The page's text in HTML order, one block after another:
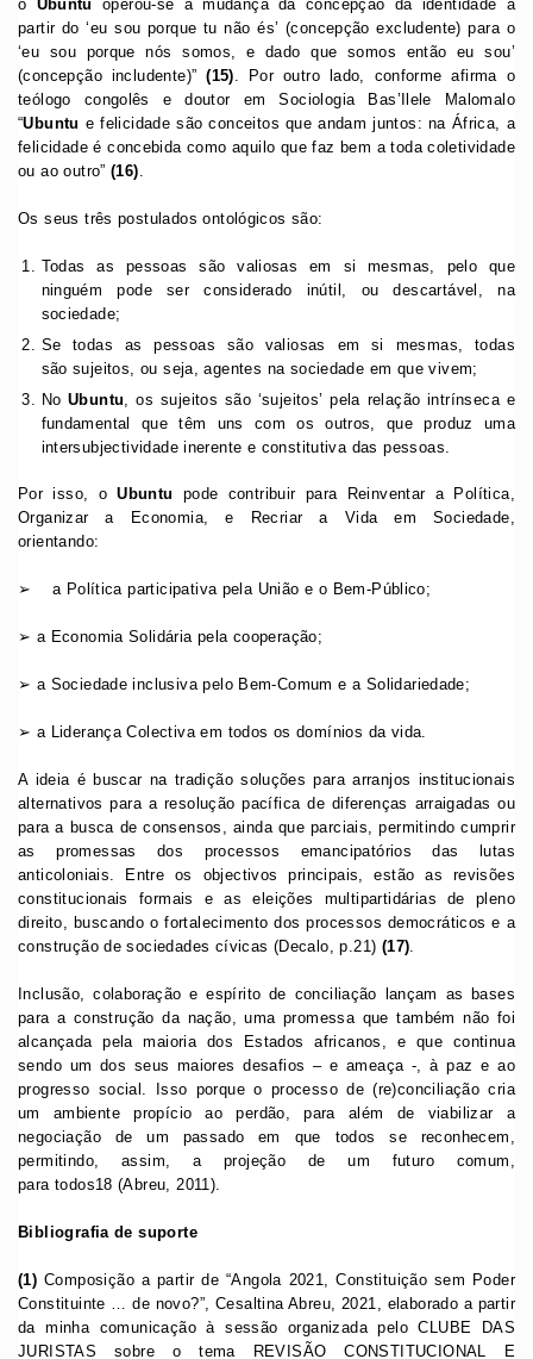
o Ubuntu
operou-se a mudança da concepção da identidade a
partir do ‘eu sou porque tu não és’ (concepção excludente) para o
‘eu sou porque nós somos, e dado que somos então eu sou’
(concepção includente)”(15) . Por outro lado, conforme afirma o
teólogo congolês e doutor em Sociologia Bas’Ilele Malomalo
“Ubuntu e felicidade são conceitos que andam juntos: na África, a
felicidade é concebida como aquilo que faz bem a toda coletividade
ou ao outro”(16)
Os seus três postulados ontológicos são:
Todas as pessoas são valiosas em si mesmas, pelo que
ninguém pode ser considerado inútil, ou descartável, na
sociedade;
Se todas as pessoas são valiosas em si mesmas, todas
são sujeitos, ou seja, agentes na sociedade em que vivem;
No Ubuntu , os sujeitos são ‘sujeitos’ pela relação intrínseca e
fundamental que têm uns com os outros, que produz uma
intersubjectividade inerente e constitutiva das pessoas.
Por isso, oU buntu
pode contribuir para Reinventar a Política,
Organizar a Economia, e Recriar a Vida em Sociedade,
orientando:
➢ a Política participativa pela União e o Bem-Público;
➢ a Economia Solidária pela cooperação;
➢ a Sociedade inclusiva pelo Bem-Comum e a Solidariedade;
➢ a Liderança Colectiva em todos os domínios da vida.
A ideia é buscar na tradição soluções para arranjos institucionais
alternativos para a resolução pacífica de diferenças arraigadas ou
para a busca de consensos, ainda que parciais, permitindo cumprir
as promessas dos processos emancipatórios das lutas
anticoloniais. Entre os objectivos principais, estão as revisões
constitucionais formais e as eleições multipartidárias de pleno
direito, buscando o fortalecimento dos processos democráticos e a
construção de sociedades cívicas (Decalo, p.21) (17).
Inclusão, colaboração e espírito de conciliação lançam as bases
para a construção da nação, uma promessa que também não foi
alcançada pela maioria dos Estados africanos, e que continua
sendo um dos seus maiores desafios – e ameaça -, à paz e ao
progresso social. Isso porque o processo de (re)conciliação cria
um ambiente propício ao perdão, para além de viabilizar a
negociação de um passado em que todos se reconhecem,
permitindo, assim, a projeção de um futuro comum,
para todos18 (Abreu, 2011).
Bibliografia de suporte
(1) Composição a partir de “Angola 2021, Constituição sem Poder
Constituinte … de novo?”, Cesaltina Abreu, 2021, elaborado a partir
da minha comunicação à sessão organizada pelo CLUBE DAS
JURISTAS sobre o tema REVISÃO CONSTITUCIONAL E